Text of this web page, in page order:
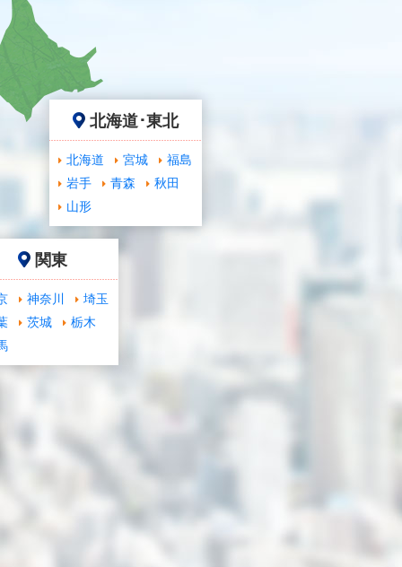
関東
神奈川
埼玉
茨城
栃木
北海道･東北
北海道 宮城
福島
岩手
青森
秋田
山形